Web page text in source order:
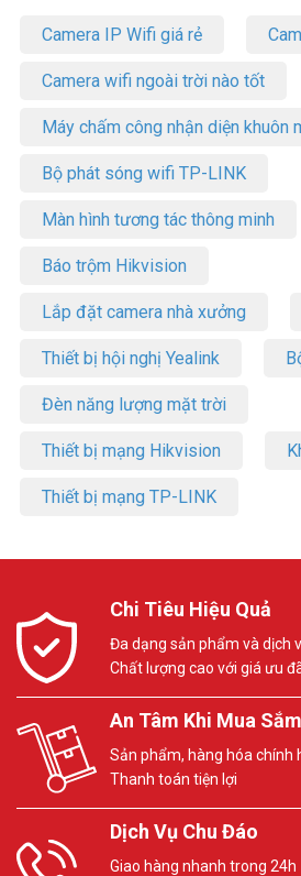
Camera IP Wifi giá rẻ
Camera wifi ngoài trời nào tốt
Máy chấm công nhận diện khuôn
Bộ phát sóng wifi TP-LINK
Màn hình tương tác thông minh
Báo trộm Hikvision
Lắp đặt camera nhà xưởng
Thiết bị hội nghị Yealink
Đèn năng lượng mặt trời
Thiết bị mạng Hikvision
Thiết bị mạng TP-LINK
Chi Tiêu Hiệu Quả
Đa dạng sản phẩm và dịch
Chất lượng cao với giá ưu
An Tâm Khi Mua Sắm
Sản phẩm, hàng hóa chính
Thanh toán tiện lợi
Dịch Vụ Chu Đáo
Giao hàng nhanh trong 24h